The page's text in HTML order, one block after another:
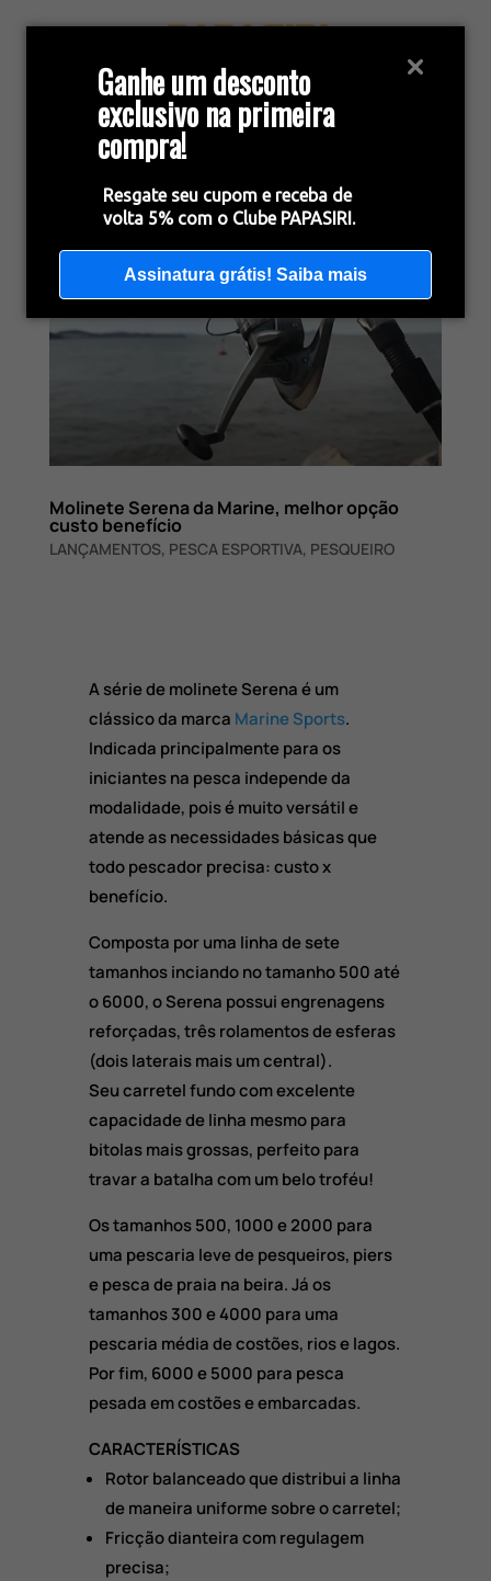
Ganhe um desconto
exclusivo na primeira
compra!
Resgate seu cupom e receba de
volta 5% com o Clube PAPASIRI.
Assinatura grátis! Saiba mais
Molinete Serena da Marine, melhor opção
custo benefício
LANÇAMENTOS, PESCA ESPORTIVA, PESQUEIRO
A série de molinete Serena é um
clássico da marca Marine Sports.
Indicada principalmente para os
iniciantes na pesca independe da
modalidade, pois é muito versátil e
atende as necessidades básicas que
todo pescador precisa: custo x
benefício.
Composta por uma linha de sete
tamanhos inciando no tamanho 500 até
o 6000, o Serena possui engrenagens
reforçadas, três rolamentos de esferas
(dois laterais mais um central).
Seu carretel fundo com excelente
capacidade de linha mesmo para
bitolas mais grossas, perfeito para
travar a batalha com um belo troféu!
Os tamanhos 500, 1000 e 2000 para
uma pescaria leve de pesqueiros, piers
e pesca de praia na beira. Já os
tamanhos 300 e 4000 para uma
pescaria média de costões, rios e lagos.
Por fim, 6000 e 5000 para pesca
pesada em costões e embarcadas.
CARACTERÍSTICAS
Rotor balanceado que distribui a linha
de maneira uniforme sobre o carretel;
Fricção dianteira com regulagem
precisa;